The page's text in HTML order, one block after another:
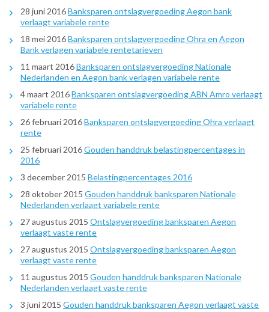
28 juni 2016Banksparen ontslagvergoeding Aegon bank
verlaagt variabele rente
18 mei 2016Banksparen ontslagvergoeding Ohra en Aegon
Bank verlagen variabele rentetarieven
11 maart 2016Banksparen ontslagvergoeding Nationale
Nederlanden en Aegon bank verlagen variabele rente
4 maart 2016Banksparen ontslagvergoeding ABN Amro verlaagt
variabele rente
26 februari 2016Banksparen ontslagvergoeding Ohra verlaagt
rente
25 februari 2016Gouden handdruk belastingpercentages in
2016
3 december 2015 Belastingpercentages 2016
28 oktober 2015 Gouden handdruk banksparen Nationale
Nederlanden verlaagt variabele rente
27 augustus 2015 Ontslagvergoeding banksparen Aegon
verlaagt vaste rente
27 augustus 2015 Ontslagvergoeding banksparen Aegon
verlaagt vaste rente
11 augustus 2015 Gouden handdruk banksparen Nationale
Nederlanden verlaagt vaste rente
3 juni 2015 Gouden handdruk banksparen Aegon verlaagt vaste